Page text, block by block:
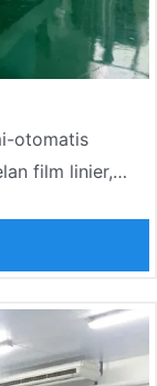
otomatis
film linier,
berbagai
hari, dan